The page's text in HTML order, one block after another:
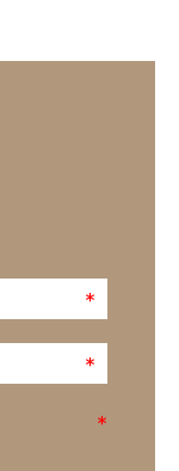
*
*
*